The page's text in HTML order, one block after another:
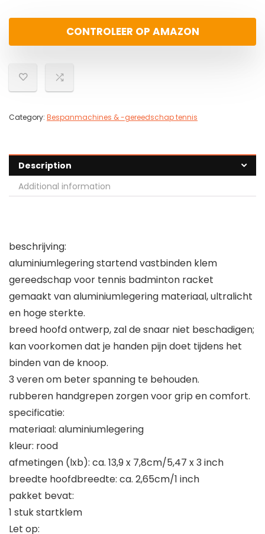
CONTROLEER OP AMAZON
Category: Bespanmachines & -gereedschap tennis
Description
Additional information
beschrijving:
aluminiumlegering startend vastbinden klem
gereedschap voor tennis badminton racket
gemaakt van aluminiumlegering materiaal, ultralicht
en hoge sterkte.
breed hoofd ontwerp, zal de snaar niet beschadigen;
kan voorkomen dat je handen pijn doet tijdens het
binden van de knoop.
3 veren om beter spanning te behouden.
rubberen handgrepen zorgen voor grip en comfort.
specificatie:
materiaal: aluminiumlegering
kleur: rood
afmetingen (lxb): ca. 13,9 x 7,8cm/5,47 x 3 inch
breedte hoofdbreedte: ca. 2,65cm/1 inch
pakket bevat:
1 stuk startklem
Let op: